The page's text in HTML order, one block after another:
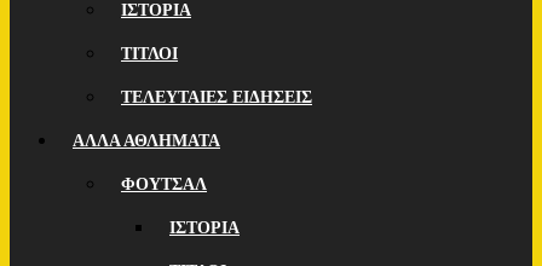
ΙΣΤΟΡΙΑ
ΤΙΤΛΟΙ
ΤΕΛΕΥΤΑΙΕΣ ΕΙΔΗΣΕΙΣ
ΑΛΛΑ ΑΘΛΗΜΑΤΑ
ΦΟΥΤΣΑΛ
ΙΣΤΟΡΙΑ